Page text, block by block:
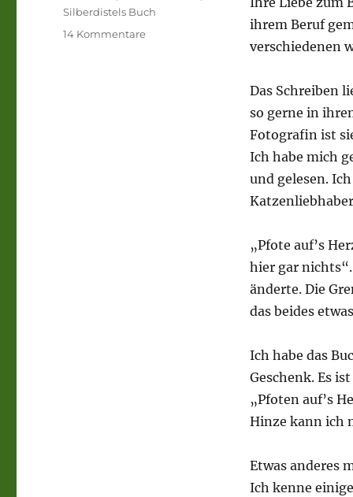
ihrem Beruf
verschiedenen
Das Schreiben
so gerne in
Fotografin ist
Ich habe mich
und gelesen.
„Pfote auf’s
hier gar
änderte. Die
das beides
Ich habe das
Geschenk. Es
„Pfoten auf’s
Hinze kann ich
Etwas anderes
Ich kenne
Silberdistels Buch
14 Kommentarezu